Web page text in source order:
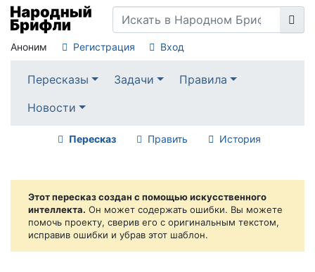
Аноним Регистрация Вход
Пересказы Задачи
Правила
Новости
Пересказ Править История
Этот пересказ создан с помощью искусственного
интеллекта. Он может содержать ошибки. Вы можете
помочь проекту, сверив его с оригинальным текстом,
исправив ошибки и убрав этот шаблон.